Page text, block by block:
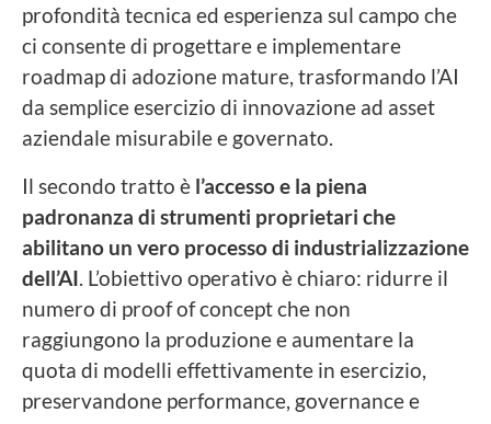
profondità tecnica ed esperienza sul campo che
ci consente di progettare e implementare
roadmap di adozione mature, trasformando l’AI
da semplice esercizio di innovazione ad asset
aziendale misurabile e governato.
Il secondo tratto è l’accesso e la piena
padronanza di strumenti proprietari che
abilitano un vero processo di industrializzazione
dell’AI. L’obiettivo operativo è chiaro: ridurre il
numero di proof of concept che non
raggiungono la produzione e aumentare la
quota di modelli effettivamente in esercizio,
preservandone performance, governance e